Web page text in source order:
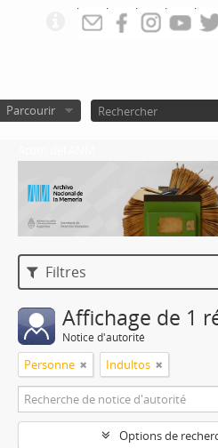
Parcourir
Filtres
Affichage de 1
Notice d'autorité
Personne Indultos
Options de